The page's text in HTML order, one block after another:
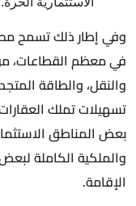
وفي إطار ذلك تسمح
في معظم القطاعات، من
والنقل، والطاقة
بعض المناطق
والملكية الكاملة
الإقامة.